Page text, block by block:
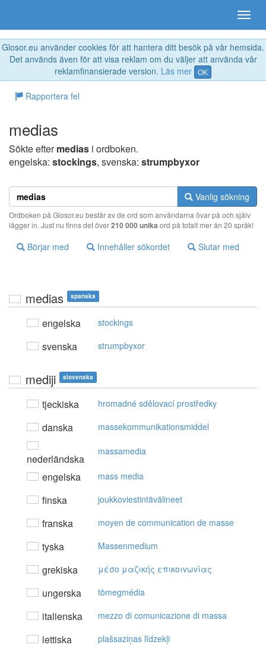
Glosor.eu använder cookies för att hantera ditt besök på vår hemsida.
Det används även för att visa reklam om du väljer att använda vår
reklamfinansierade version. Läs mer OK
Rapportera fel
medias
Sökte eftermedias i ordboken.
engelska: stockings, svenska: strumpbyxor
Vanlig sökning
Ordboken på Glosor.eu består av de ord som användarna övar på och själv
lägger in. Just nu finns det över210 000 unika ord på totalt mer än 20 språk!
Börjar med Innehåller sökordet Slutar med
medias spanska
engelska stockings
svenska strumpbyxor
mediji slovenska
tjeckiska hromadné sdělovací prostředky
danska massekommunikationsmiddel
nederländska
massamedia
engelska mass media
finska joukkoviestintävälineet
franska moyen de communication de masse
tyska Massenmedium
grekiska μέσo μαζικής επικoιvωvίας
ungerska tömegmédia
italienska mezzo di comunicazione di massa
lettiska plašsaziņas līdzekļi